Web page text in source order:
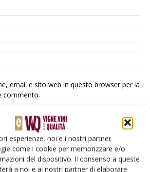
esperienze, noi e i nostri partner
come i cookie per memorizzare e/o
del dispositivo. Il consenso a queste
a noi e ai nostri partner di elaborare
email e sito web in questo browser per la
commento.